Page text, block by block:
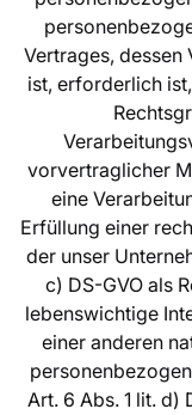
Vertrages,
ist, erforderlich
vorvertraglicher
eine
Erfüllung einer
der unser
c) DS-GVO als
lebenswichtige
einer anderen
Art. 6 Abs. 1 lit. d)